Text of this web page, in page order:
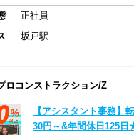
正社員
坂戸駅
ロコンストラクション/Z
【アシスタント事務】
30円～&年間休日125